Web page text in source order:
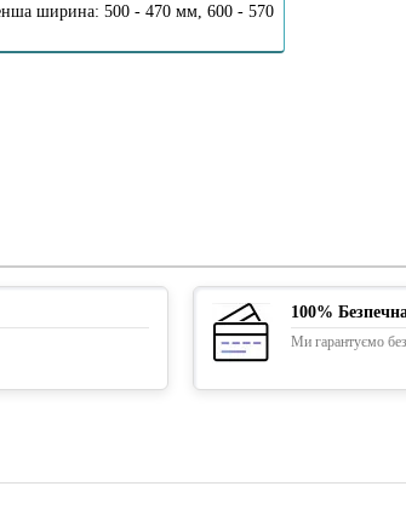
ширина: 500 - 470 мм, 600 - 570
100%
Ми гарантуємо